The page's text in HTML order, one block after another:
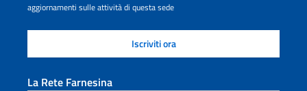
aggiornamenti sulle attività di questa sede
La Rete Farnesina